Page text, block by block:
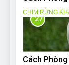
CHIM RỪNG
27
Cách Phòng